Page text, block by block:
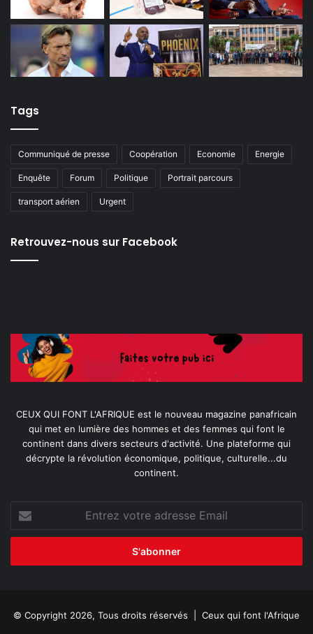
Tags
Communiqué de presse Coopération Economie Energie
Enquête Forum Politique Portrait parcours
transport aérien Urgent
Retrouvez-nous sur Facebook
CEUX QUI FONT L'AFRIQUE est le nouveau magazine panafricain
qui met en lumière des hommes et des femmes qui font le
continent dans divers secteurs d'activité. Une plateforme qui
décrypte la révolution économique, politique, culturelle...du
continent.
votre
adresse
© Copyright 2026, Tous droits réservés | Ceux qui font l'Afrique